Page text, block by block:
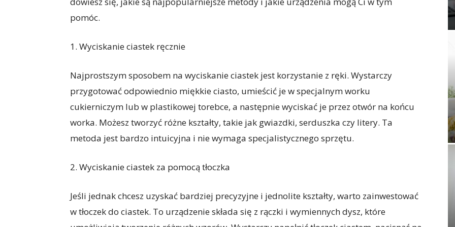
pomóc.
1. Wyciskanie ciastek ręcznie
Najprostszym sposobem na wyciskanie ciastek jest korzystanie z ręki. Wystarczy
przygotować odpowiednio miękkie ciasto, umieścić je w specjalnym worku
cukierniczym lub w plastikowej torebce, a następnie wyciskać je przez otwór na końcu
worka. Możesz tworzyć różne kształty, takie jak gwiazdki, serduszka czy litery. Ta
metoda jest bardzo intuicyjna i nie wymaga specjalistycznego sprzętu.
2. Wyciskanie ciastek za pomocą tłoczka
Jeśli jednak chcesz uzyskać bardziej precyzyjne i jednolite kształty, warto zainwestować
w tłoczek do ciastek. To urządzenie składa się z rączki i wymiennych dysz, które